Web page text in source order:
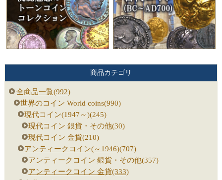
商品カテゴリ
全商品一覧(992)
世界のコイン World coins(990)
現代コイン(1947～)(245)
現代コイン 銀貨・その他(30)
現代コイン 金貨(210)
アンティークコイン(～1946)(707)
アンティークコイン 銀貨・その他(357)
アンティークコイン 金貨(333)